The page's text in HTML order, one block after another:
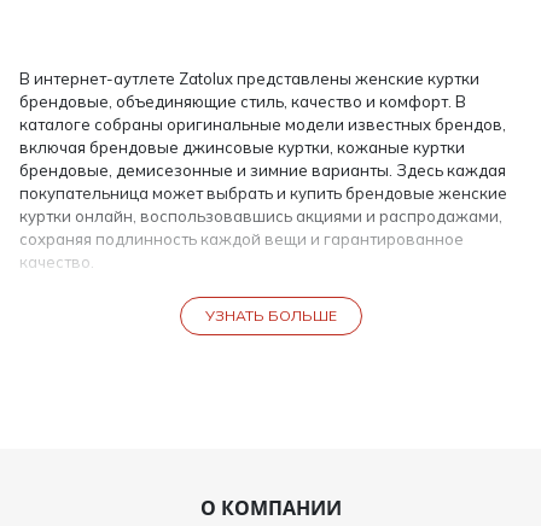
В интернет-аутлете Zatolux представлены женские куртки
брендовые, объединяющие стиль, качество и комфорт. В
каталоге собраны оригинальные модели известных брендов,
включая брендовые джинсовые куртки, кожаные куртки
брендовые, демисезонные и зимние варианты. Здесь каждая
покупательница может выбрать и купить брендовые женские
куртки онлайн, воспользовавшись акциями и распродажами,
сохраняя подлинность каждой вещи и гарантированное
качество.
Брендовые куртки для женщин
Брендовая куртка женская в Zatolux отличается высоким
Особое внимание уделено материалам: кожаные куртки
УЗНАТЬ БОЛЬШЕ
О КОМПАНИИ